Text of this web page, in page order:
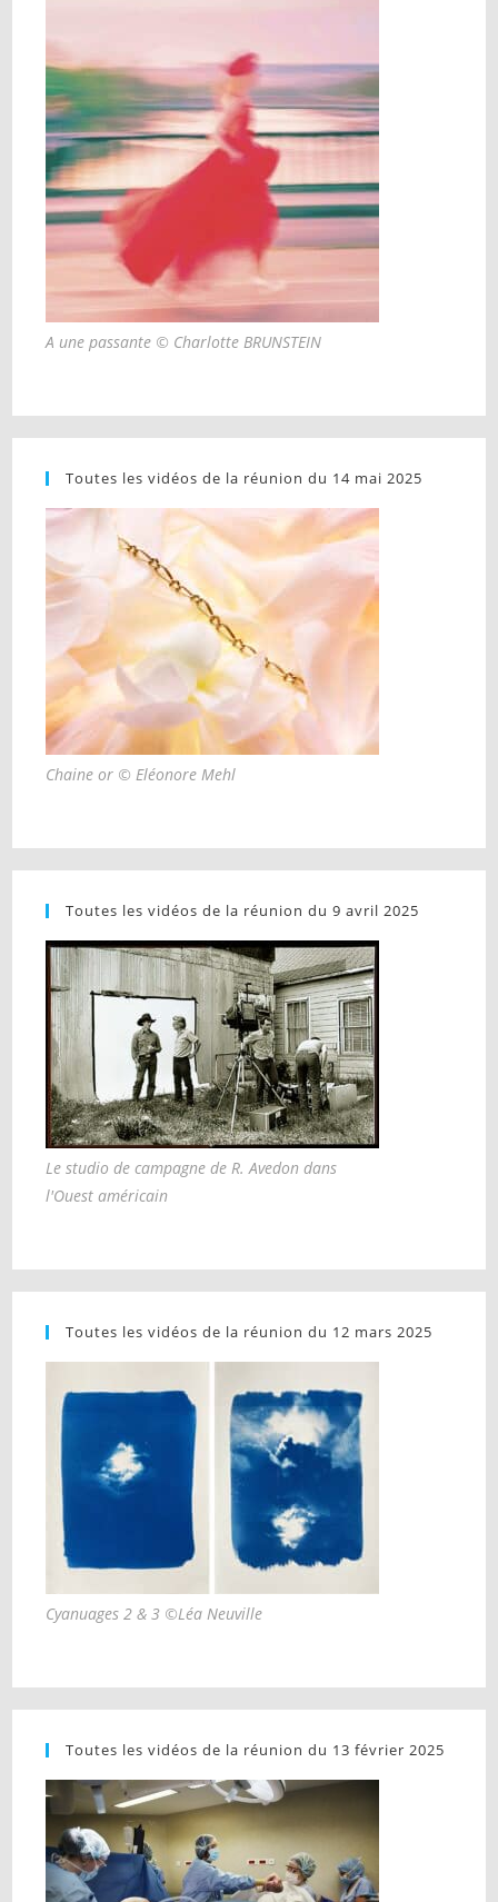
A une passante © Charlotte BRUNSTEIN
Toutes les vidéos de la réunion du 14 mai 2025
Chaine or © Eléonore Mehl
Toutes les vidéos de la réunion du 9 avril 2025
Le studio de campagne de R. Avedon dans
l'Ouest américain
Toutes les vidéos de la réunion du 12 mars 2025
Cyanuages 2 & 3 ©Léa Neuville
Toutes les vidéos de la réunion du 13 février 2025